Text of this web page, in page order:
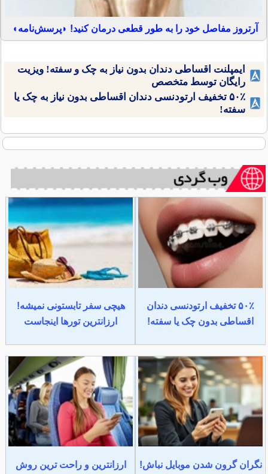
آرتروز مفاصل خود را به طور قطعی درمان کنید! ◗پرسش‌نامه◖
ایمپلنت اقساطی دندان بدون نیاز به چک و سفته! ویزیت
رایگان توسط متخصص
۵۰٪ تخفیف ارتودنسی دندان اقساطی بدون نیاز به چک یا
سفته!
۵۰٪ تخفیف ارتودنسی دندان
اقساطی بدون چک یا سفته!
هیچی سفر تابستونی نمیشه!
ارزانترین تورها اینجاست
نگران گرون شدن موبایل نباش!
ارزانترین و راحت ترین روش